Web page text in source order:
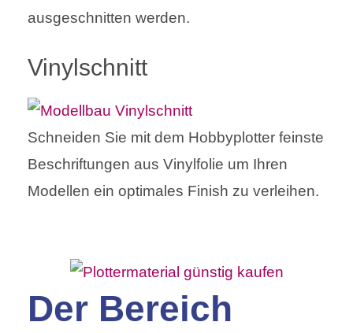
ausgeschnitten werden.
Vinylschnitt
Schneiden Sie mit dem Hobbyplotter feinste
Beschriftungen aus Vinylfolie um Ihren
Modellen ein optimales Finish zu verleihen.
Der Bereich